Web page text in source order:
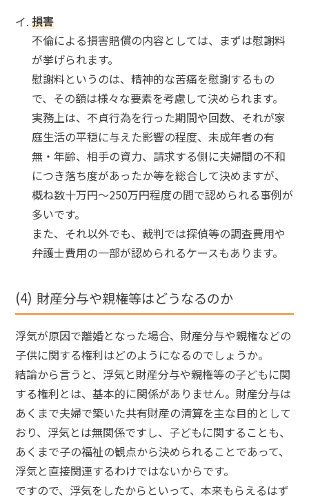
損害
不倫による損害賠償の内容としては、まずは慰謝料
が挙げられます。
慰謝料というのは、精神的な苦痛を慰謝するもの
で、その額は様々な要素を考慮して決められます。
実務上は、不貞行為を行った期間や回数、それが家
庭生活の平穏に与えた影響の程度、未成年者の有
無・年齢、相手の資力、請求する側に夫婦間の不和
につき落ち度があったか等を総合して決めますが、
概ね数十万円～250万円程度の間で認められる事例が
多いです。
また、それ以外でも、裁判では探偵等の調査費用や
弁護士費用の一部が認められるケースもあります。
財産分与や親権等はどうなるのか
浮気が原因で離婚となった場合、財産分与や親権などの
子供に関する権利はどのようになるのでしょうか。
結論から言うと、浮気と財産分与や親権等の子どもに関
する権利とは、基本的に関係がありません。財産分与は
あくまで夫婦で築いた共有財産の清算を主な目的として
おり、浮気とは無関係ですし、子どもに関することも、
あくまで子の福祉の観点から決められることであって、
浮気と直接関連するわけではないからです。
ですので、浮気をしたからといって、本来もらえるはず